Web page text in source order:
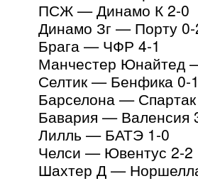
ПСЖ — Динамо К 2-0
Динамо Зг — Порту 0-
Брага — ЧФР 4-1
Манчестер Юнайтед
Селтик — Бенфика 0-1
Барселона —
Бавария — Валенсия
Лилль — БАТЭ 1-0
Челси — Ювентус 2-2
Шахтер Д —